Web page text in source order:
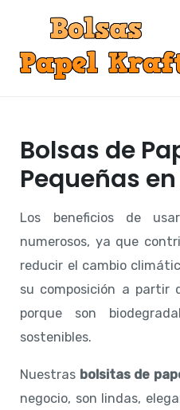
contenido
Bolsas de
Pequeñas
Los beneficios de
numerosos, ya que
reducir el cambio
su composición a partir
porque son
sostenibles.
Nuestras bolsitas de
negocio, son lindas,